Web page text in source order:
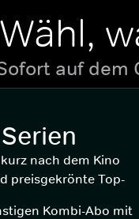
Wähl,
auf dem
nach dem Kino
preisgekrönte Top-
Kombi-Abo mit